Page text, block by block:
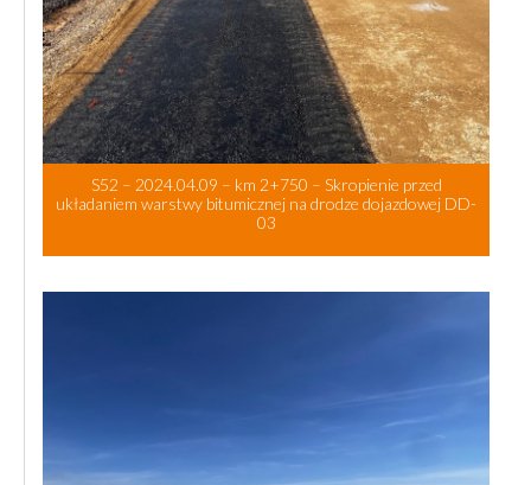
S52 – 2024.04.09 – km 2+750 – Skropienie przed
układaniem warstwy bitumicznej na drodze dojazdowej DD-
03